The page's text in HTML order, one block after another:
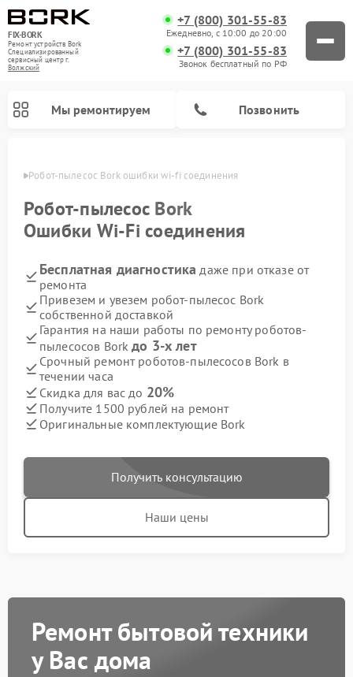
FIX-BORK
Ремонт устройств Bork
Специализированный
cервисный центр г.
Волжский
+7 (800) 301-55-83
Ежедневно, с 10:00 до 20:00
+7 (800) 301-55-83
Звонок бесплатный по РФ
Мы ремонтируем Позвонить
Робот-пылесос Bork ошибки wi-fi соединения
Робот-пылесос Bork
Ошибки Wi-Fi соединения
Бесплатная диагностика даже при отказе от
ремонта
Привезем и увезем робот-пылесос Bork
собственной доставкой
Гарантия на наши работы по ремонту роботов-
пылесосов Borkдо 3-х лет
Срочный ремонт роботов-пылесосов Bork в
течении часа
Скидка для вас до 20%
Получите 1500 рублей на ремонт
Оригинальные комплектующие Bork
Получить консультацию
Наши цены
Ремонт бытовой техники
у Вас дома